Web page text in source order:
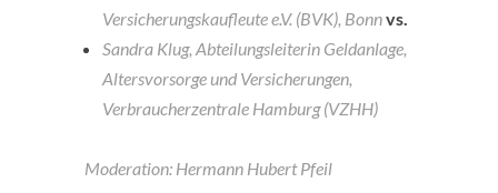
Versicherungskaufleute e.V. (BVK), Bonnvs.
Sandra Klug, Abteilungsleiterin Geldanlage,
Altersvorsorge und Versicherungen,
Verbraucherzentrale Hamburg (VZHH)
Moderation: Hermann Hubert Pfeil